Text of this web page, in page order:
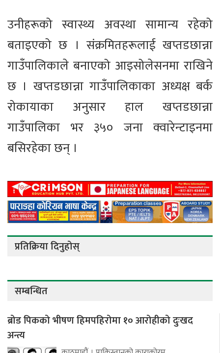
उनीहरूको स्वास्थ्य अवस्था सामान्य रहेको
बताइएको छ । संक्रमितहरूलाई खप्तडछान्ना
गाउँपालिकाले बनाएको आइसोलेसनमा राखिने
छ । खप्तडछान्ना गाउँपालिकाका अध्यक्ष बर्क
रोकायाका अनुसार हाल खप्तडछान्ना
गाउँपालिका भर ३५० जना क्वारेन्टाइनमा
बसिरहेका छन् ।
प्रतिक्रिया दिनुहोस्
सम्बन्धित
ब्रोड पिकको भीषण हिमपहिरोमा १० आरोहीको दुःखद
अन्त्य